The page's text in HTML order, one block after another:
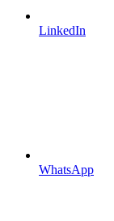
LinkedIn
WhatsApp